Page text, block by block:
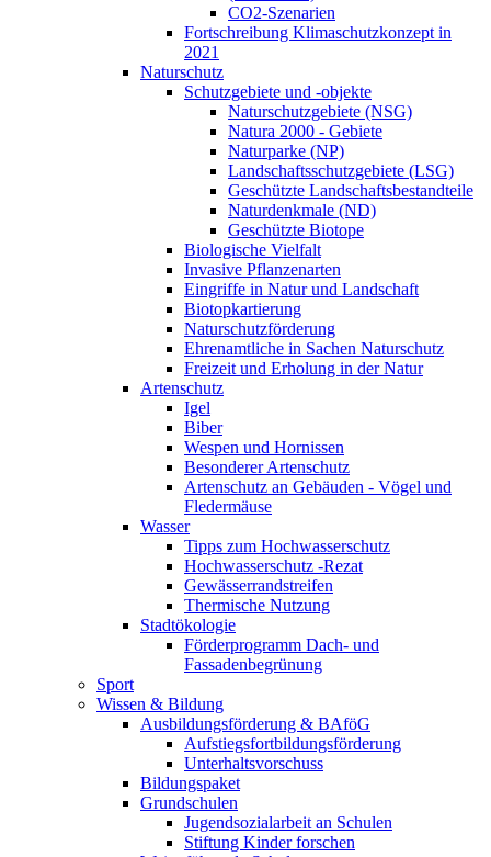
CO2-Szenarien
Fortschreibung Klimaschutzkonzept in
2021
Naturschutz
Schutzgebiete und -objekte
Naturschutzgebiete (NSG)
Natura 2000 - Gebiete
Naturparke (NP)
Landschaftsschutzgebiete (LSG)
Geschützte Landschaftsbestandteile
Naturdenkmale (ND)
Geschützte Biotope
Biologische Vielfalt
Invasive Pflanzenarten
Eingriffe in Natur und Landschaft
Biotopkartierung
Naturschutzförderung
Ehrenamtliche in Sachen Naturschutz
Freizeit und Erholung in der Natur
Artenschutz
Igel
Biber
Wespen und Hornissen
Besonderer Artenschutz
Artenschutz an Gebäuden - Vögel und
Fledermäuse
Wasser
Tipps zum Hochwasserschutz
Hochwasserschutz -Rezat
Gewässerrandstreifen
Thermische Nutzung
Stadtökologie
Förderprogramm Dach- und
Fassadenbegrünung
Sport
Wissen & Bildung
Ausbildungsförderung & BAföG
Aufstiegsfortbildungsförderung
Unterhaltsvorschuss
Bildungspaket
Grundschulen
Jugendsozialarbeit an Schulen
Stiftung Kinder forschen